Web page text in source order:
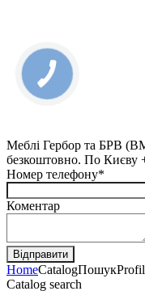
Меблі Гербор та БРВ
безкоштовно. По Києву
Номер телефону*
Коментар
HomeCatalogПошук
Catalog search
КНОПКА
ЗВ'ЯЗКУ